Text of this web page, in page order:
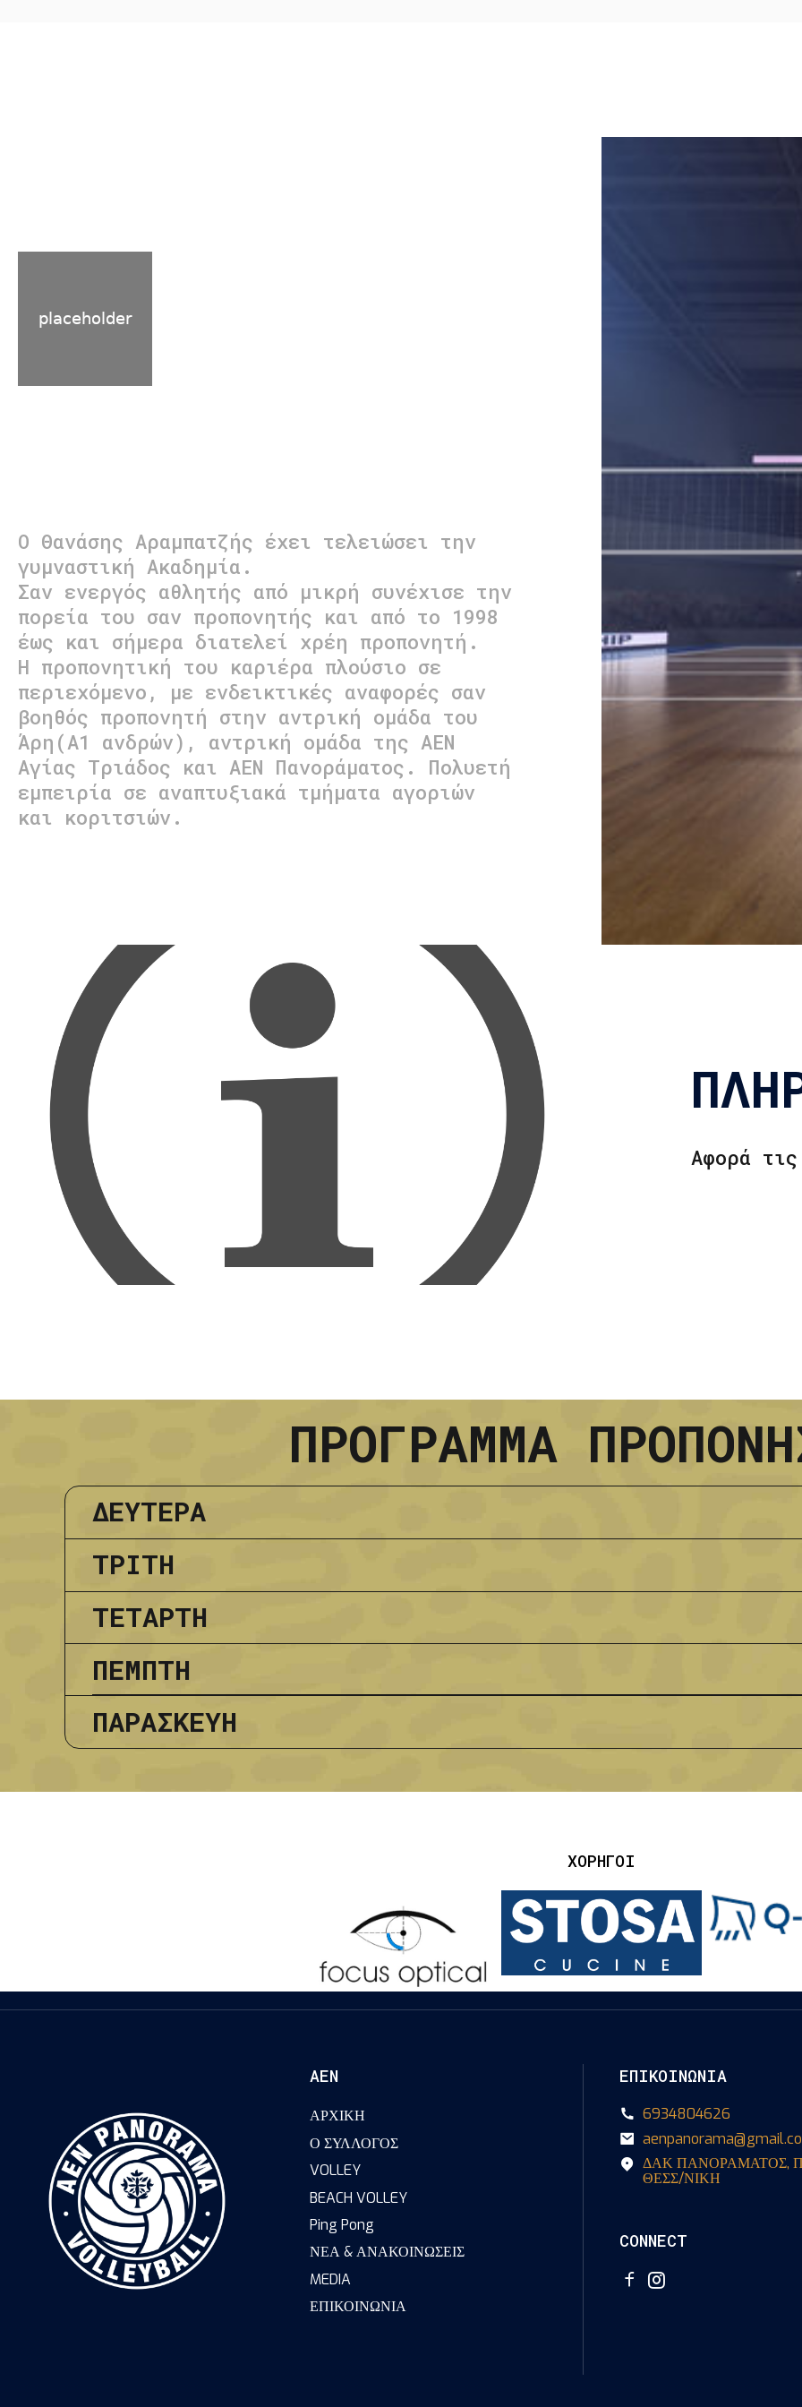
Ο Θανάσης Αραμπατζής έχει τελειώσει την
γυμναστική Ακαδημία.
Σαν ενεργός αθλητής από μικρή συνέχισε την
πορεία του σαν προπονητής και από το 1998
έως και σήμερα διατελεί χρέη προπονητή.
Η προπονητική του καριέρα πλούσιο σε
περιεχόμενο, με ενδεικτικές αναφορές σαν
βοηθός προπονητή στην αντρική ομάδα του
Άρη(Α1 ανδρών), αντρική ομάδα της ΑΕΝ
Αγίας Τριάδος και ΑΕΝ Πανοράματος. Πολυετή
εμπειρία σε αναπτυξιακά τμήματα αγοριών
και κοριτσιών.
Αφορά
ΠΡΟΓΡΑΜΜΑ
ΔΕΥΤΕΡΑ
ΔΑΚ ΠΑΝΟΡΑΜΑΤΟΣ
18:45-19:45
ΤΡΙΤΗ
ΤΕΤΑΡΤΗ
17:00-18:00
ΠΕΜΠΤΗ
ΠΑΡΑΣΚΕΥΗ
ΧΟΡΗΓΟΙ
ΑΕΝ
ΑΡΧΙΚΗ
Ο ΣΥΛΛΟΓΟΣ
VOLLEY
BEACH VOLLEY
Ping Pong
ΝΕΑ & ΑΝΑΚΟΙΝΩΣΕΙΣ
MEDIA
ΕΠΙΚΟΙΝΩΝΙΑ
ΕΠΙΚΟΙΝΩΝΙΑ
6934804626
ΔΑΚ ΠΑΝΟΡΑΜΑΤΟΣ,
ΘΕΣΣ/ΝΙΚΗ
CONNECT